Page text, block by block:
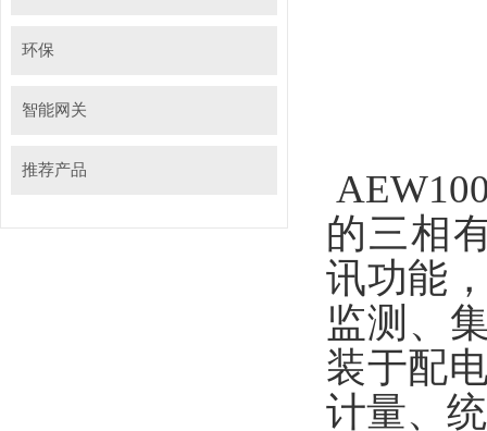
环保
智能网关
推荐产品
的三相
讯功能
监测、
装于配
计量、